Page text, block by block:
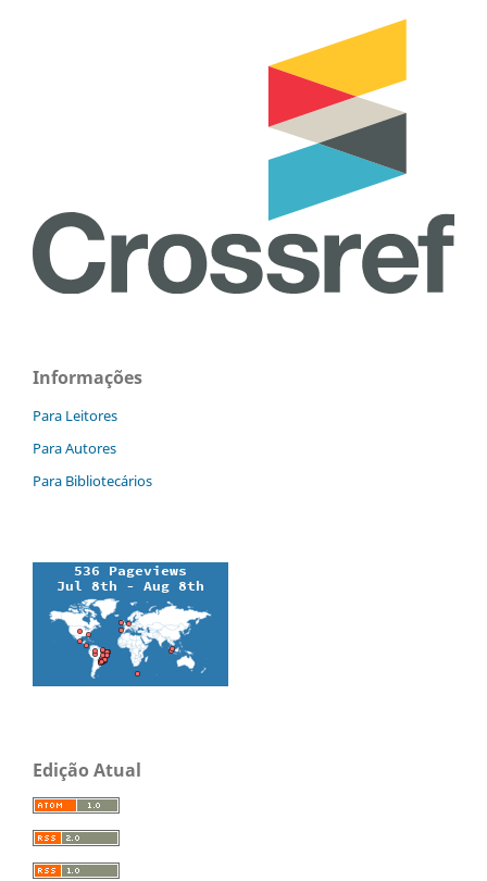
Informações
Para Leitores
Para Autores
Para Bibliotecários
Edição Atual